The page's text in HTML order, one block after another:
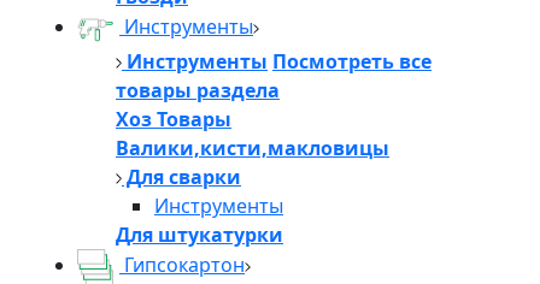
Инструменты
Инструменты Посмотреть все
товары раздела
Хоз Товары
Валики,кисти,макловицы
Для сварки
Инструменты
Для штукатурки
Гипсокартон